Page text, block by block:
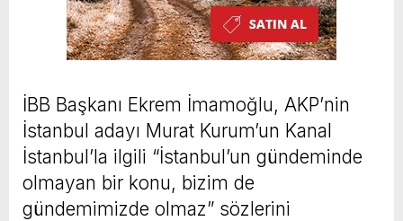
İBB Başkanı Ekrem İmamoğlu, AKP’nin
İstanbul adayı Murat Kurum’un Kanal
İstanbul’la ilgili “İstanbul’un gündeminde
olmayan bir konu, bizim de
gündemimizde olmaz” sözlerini